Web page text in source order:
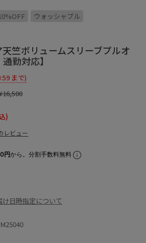
ウォッシャブル
天竺ボリュームスリーブプルオ
勤対応】
まで)
)
レビュー
円から。分割手数料無料
日時指定について